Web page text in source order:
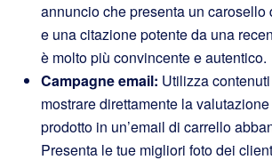
annuncio che presenta un carosello
e una citazione potente da una
è molto più convincente e autentico.
Campagne email: Utilizza
mostrare direttamente la
prodotto in un’email di carrello
Presenta le tue migliori foto dei